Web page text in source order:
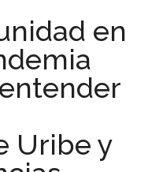
en
Uribe y